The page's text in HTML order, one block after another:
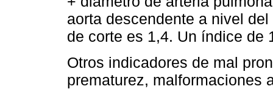
aorta descendente a nivel
de corte es 1,4. Un índice de
Otros indicadores de mal
prematurez, malformaciones